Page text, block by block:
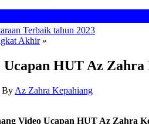
Terbaik tahun 2023
Akhir»
Ucapan HUT Az
By Az Zahra Kepahiang
Video Ucapan HUT Az Zahra